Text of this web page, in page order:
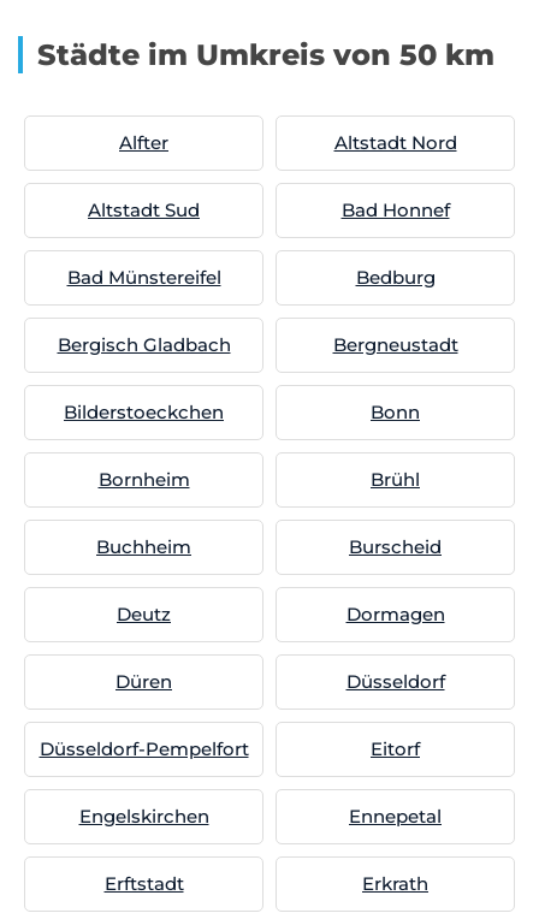
Städte im Umkreis von 50 km
Alfter Altstadt Nord
Altstadt Sud Bad Honnef
Bad Münstereifel Bedburg
Bergisch Gladbach Bergneustadt
Bilderstoeckchen Bonn
Bornheim Brühl
Buchheim Burscheid
Deutz Dormagen
Düren Düsseldorf
Düsseldorf-Pempelfort Eitorf
Engelskirchen Ennepetal
Erftstadt Erkrath